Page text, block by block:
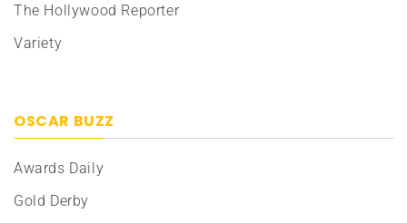
The Hollywood Reporter
Variety
OSCAR BUZZ
Awards Daily
Gold Derby